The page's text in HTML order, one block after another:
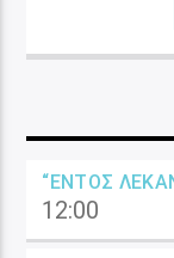
“ΕΝΤΌΣ
12:00